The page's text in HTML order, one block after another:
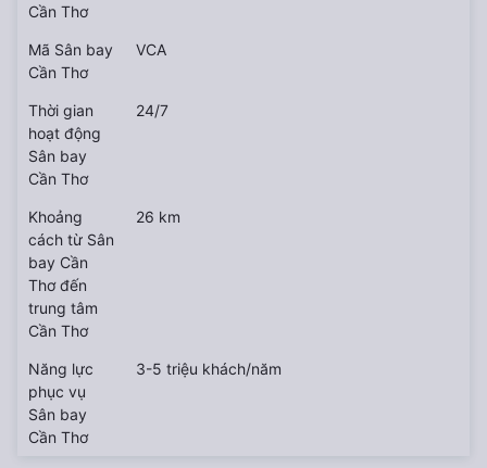
Cần Thơ
Mã Sân bay
Cần Thơ
VCA
Thời gian
hoạt động
Sân bay
Cần Thơ
24/7
Khoảng
cách từ Sân
bay Cần
Thơ đến
trung tâm
Cần Thơ
26 km
Năng lực
phục vụ
Sân bay
Cần Thơ
3-5 triệu khách/năm